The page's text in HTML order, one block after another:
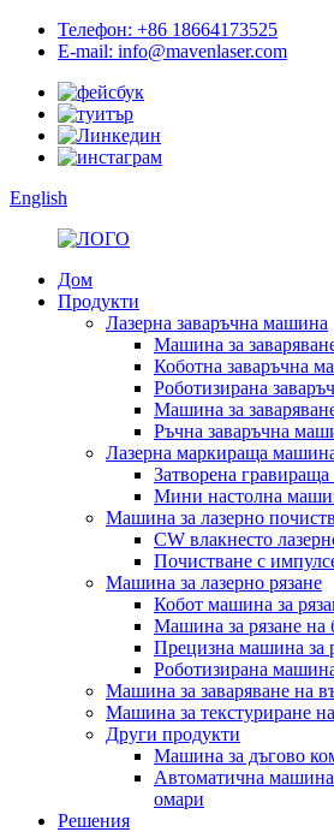
Телефон: +86 18664173525
E-mail: info@mavenlaser.com
English
Дом
Продукти
Лазерна заваръчна машина
Машина за
Коботна заваръчна
Роботизирана
Машина за
Ръчна заваръчна
Лазерна маркираща
Затворена
Мини настолна
Машина за лазерно
CW влакнесто
Почистване с
Машина за лазерно рязане
Кобот машина за
Машина за рязане на
Прецизна машина за
Роботизирана
Машина за заваряване на
Машина за текстуриране
Други продукти
Машина за дъгово
Автоматична машина
омари
Решения